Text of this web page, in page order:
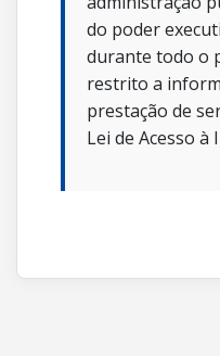
do poder
durante todo o
restrito a
prestação de
Lei de Acesso à